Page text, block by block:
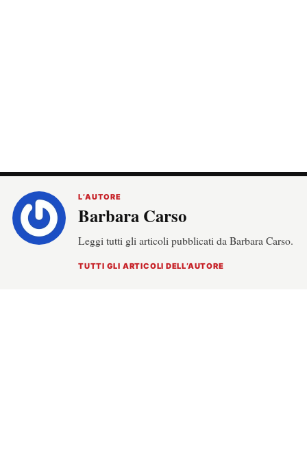
L’AUTORE
Barbara Carso
Leggi tutti gli articoli pubblicati da Barbara Carso.
TUTTI GLI ARTICOLI DELL’AUTORE